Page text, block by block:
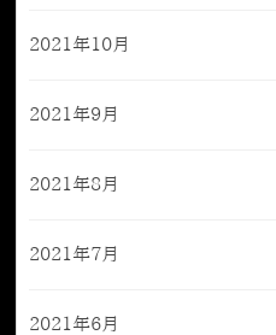
2021年10月
2021年9月
2021年8月
2021年7月
2021年6月